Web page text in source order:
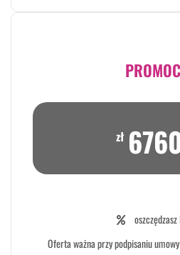
zł
Oferta ważna przy podpisaniu